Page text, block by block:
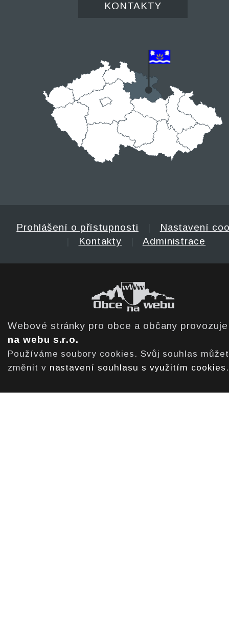
KONTAKTY
Prohlášení o přístupnosti
Nastavení
Kontakty Administrace
Webové stránky pro obce a občany
na webu s.r.o.
Používáme soubory cookies. Svůj souhlas
změnit v nastavení souhlasu s využitím cookies .